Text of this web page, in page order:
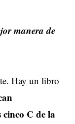
manera de
Hay un libro
cinco C de la